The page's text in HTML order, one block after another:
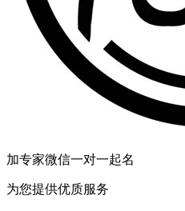
加专家微信一对一起名
为您提供优质服务